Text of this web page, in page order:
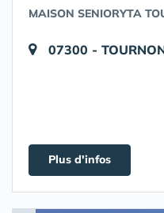
MAISON SENIORYTA
07300 -
Plus d'infos